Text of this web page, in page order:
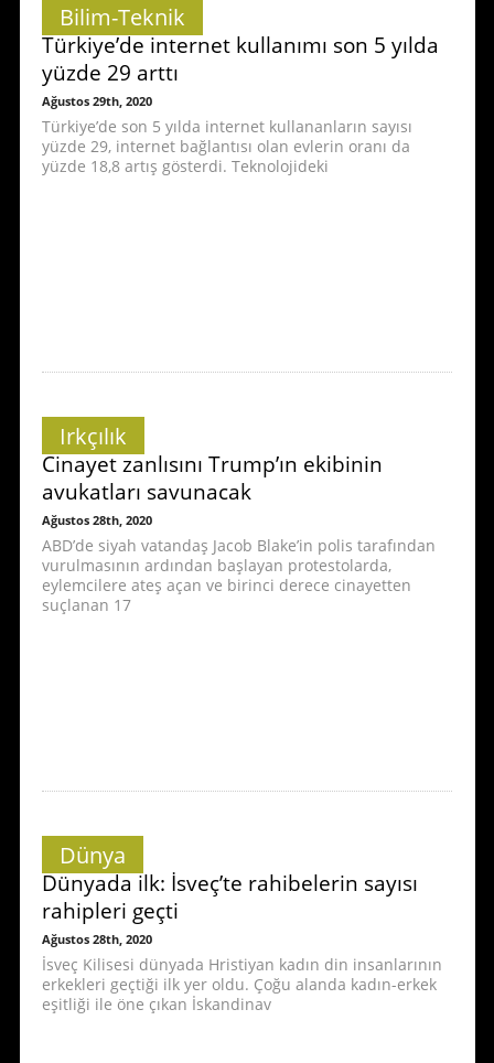
Bilim-Teknik
Türkiye’de internet kullanımı son 5 yılda
yüzde 29 arttı
Ağustos 29th, 2020
Türkiye’de son 5 yılda internet kullananların sayısı
yüzde 29, internet bağlantısı olan evlerin oranı da
yüzde 18,8 artış gösterdi. Teknolojideki
Irkçılık
Cinayet zanlısını Trump’ın ekibinin
avukatları savunacak
Ağustos 28th, 2020
ABD’de siyah vatandaş Jacob Blake’in polis tarafından
vurulmasının ardından başlayan protestolarda,
eylemcilere ateş açan ve birinci derece cinayetten
suçlanan 17
Dünya
Dünyada ilk: İsveç’te rahibelerin sayısı
rahipleri geçti
Ağustos 28th, 2020
İsveç Kilisesi dünyada Hristiyan kadın din insanlarının
erkekleri geçtiği ilk yer oldu. Çoğu alanda kadın-erkek
eşitliği ile öne çıkan İskandinav